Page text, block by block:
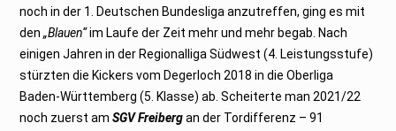
noch in der 1. Deutschen Bundesliga anzutreffen, ging es mit
den„Blauen“im Laufe der Zeit mehr und mehr begab. Nach
einigen Jahren in der Regionalliga Südwest (4. Leistungsstufe)
stürzten die Kickers vom Degerloch 2018 in die Oberliga
Baden-Württemberg (5. Klasse) ab. Scheiterte man 2021/22
noch zuerst amSGV Freibergan der Tordifferenz – 91